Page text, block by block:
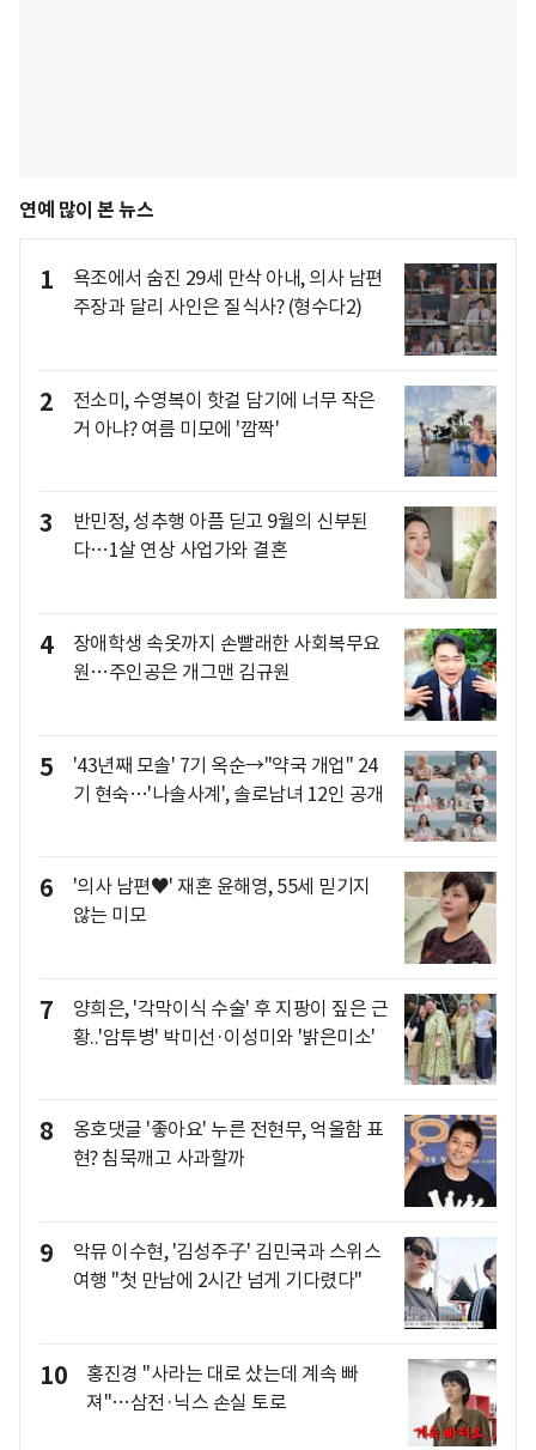
연예 많이 본 뉴스
1
욕조에서 숨진 29세 만삭 아내, 의사 남편
주장과 달리 사인은 질식사? (형수다2)
2
전소미, 수영복이 핫걸 담기에 너무 작은
거 아냐? 여름 미모에 '깜짝'
3
반민정, 성추행 아픔 딛고 9월의 신부된
다…1살 연상 사업가와 결혼
4
장애학생 속옷까지 손빨래한 사회복무요
원…주인공은 개그맨 김규원
5
'43년째 모솔' 7기 옥순→"약국 개업" 24
기 현숙…'나솔사계', 솔로남녀 12인 공개
6
'의사 남편♥' 재혼 윤해영, 55세 믿기지
않는 미모
7
양희은, '각막이식 수술' 후 지팡이 짚은 근
황..'암투병' 박미선·이성미와 '밝은미소'
8
옹호댓글 '좋아요' 누른 전현무, 억울함 표
현? 침묵깨고 사과할까
9
악뮤 이수현, '김성주子' 김민국과 스위스
여행 "첫 만남에 2시간 넘게 기다렸다"
10
홍진경 "사라는 대로 샀는데 계속 빠
져"…삼전·닉스 손실 토로